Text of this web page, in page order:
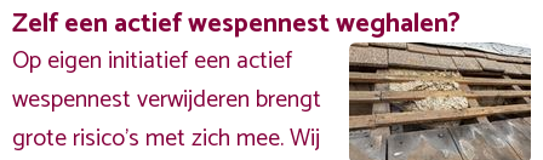
Zelf een actief wespennest weghalen?
Op eigen initiatief een actief
wespennest verwijderen brengt
grote risico’s met zich mee. Wij